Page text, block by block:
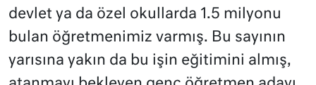
devlet ya da özel okullarda 1.5 milyonu
bulan öğretmenimiz varmış. Bu sayının
yarısına yakın da bu işin eğitimini almış,